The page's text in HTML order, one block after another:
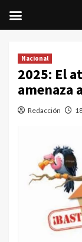
contenido
Nacional
2025: El
amenaza
Redacción